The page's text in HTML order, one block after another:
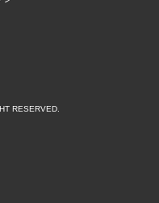
RESERVED.